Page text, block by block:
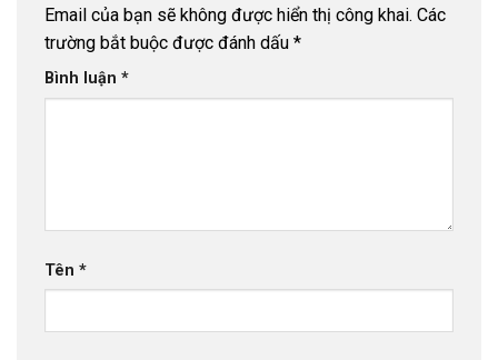
Email của bạn sẽ không được hiển thị công khai. Các
trường bắt buộc được đánh dấu *
Bình luận *
Tên *